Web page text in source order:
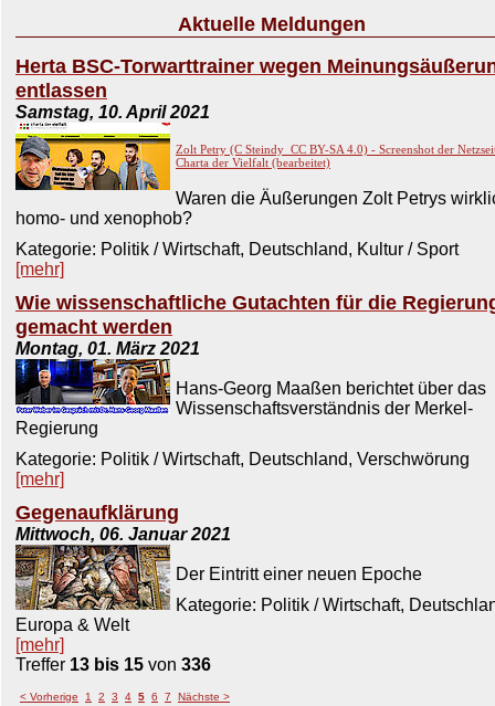
Aktuelle Meldungen
Herta BSC-Torwarttrainer wegen
entlassen
Samstag, 10. April 2021
Zolt Petry (C Steindy_CC BY-SA 4.0) - Screenshot der
Charta der Vielfalt (bearbeitet)
Waren die Äußerungen Zolt Petrys
homo- und xenophob?
Kategorie: Politik / Wirtschaft, Deutschland, Kultur / Sport
[mehr]
Wie wissenschaftliche Gutachten für die
gemacht werden
Montag, 01. März 2021
Hans-Georg Maaßen berichtet über das
Wissenschaftsverständnis der Merkel-
Regierung
Kategorie: Politik / Wirtschaft, Deutschland, Verschwörung
[mehr]
Gegenaufklärung
Mittwoch, 06. Januar 2021
Der Eintritt einer neuen Epoche
Kategorie: Politik / Wirtschaft,
Europa & Welt
[mehr]
Treffer 13 bis 15 von 336
< Vorherige 1 2 3 4 5 6 7 Nächste >